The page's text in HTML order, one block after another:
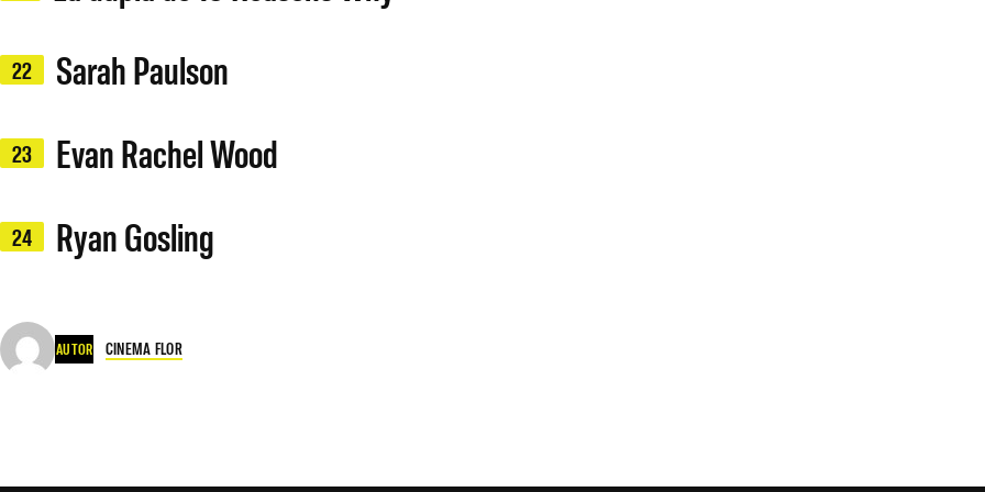
22 Sarah Paulson
23 Evan Rachel Wood
24 Ryan Gosling
AUTOR CINEMA FLOR